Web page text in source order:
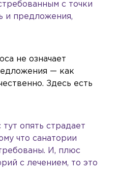
с точки
и предложения,
не означает
— как
Здесь есть
опять страдает
что санатории
И, плюс
с лечением, то это